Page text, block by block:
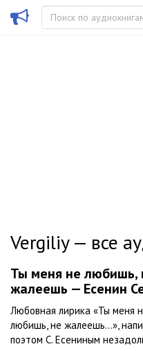
Vergiliy — все
Ты меня не любишь,
жалеешь — Есенин
Любовная лирика «Ты меня
любишь, не жалеешь…»,
поэтом C. Есениным